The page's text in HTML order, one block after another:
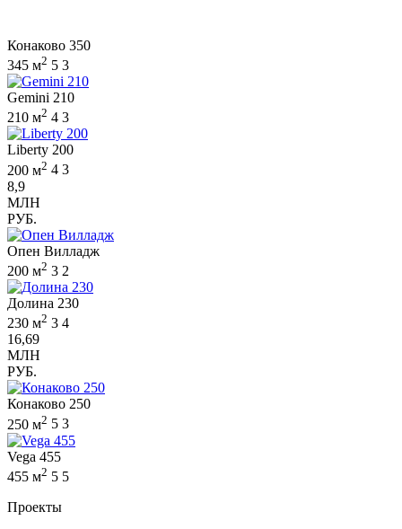
Конаково 350
345 м2 5 3
Gemini 210
210 м2 4 3
Liberty 200
200 м2 4 3
8,9
МЛН
РУБ.
Опен Вилладж
200 м2 3 2
Долина 230
230 м2 3 4
16,69
МЛН
РУБ.
Конаково 250
250 м2 5 3
Vega 455
455 м2 5 5
Проекты